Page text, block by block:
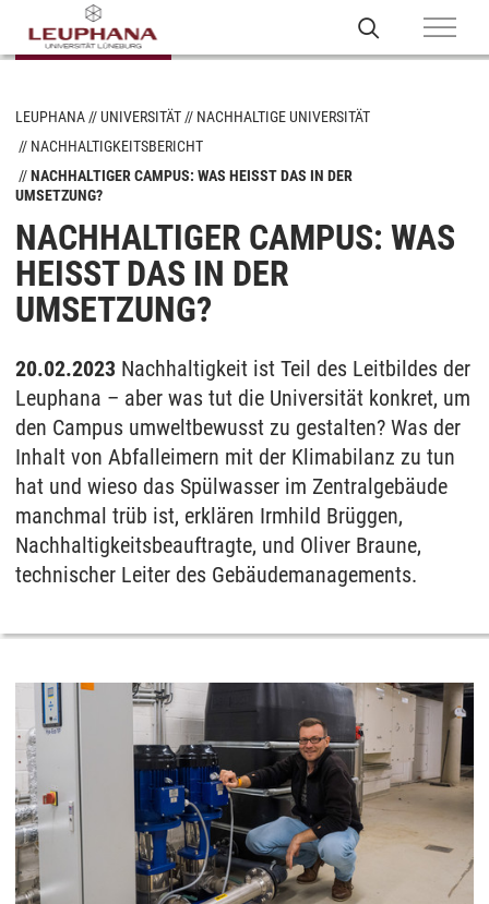
LEUPHANA UNIVERSITÄT
NACHHALTIGE UNIVERSITÄT
NACHHALTIGKEITSBERICHT
NACHHALTIGER CAMPUS: WAS HEISST DAS IN DER U
MSETZUNG?
NACHHALTIGER CAMPUS: WAS
HEISST DAS IN DER U
MSETZUNG?
20.02.2023 Nachhaltigkeit ist Teil des Leitbildes der
Leuphana – aber was tut die Universität konkret, um
den Campus umweltbewusst zu gestalten? Was der
Inhalt von Abfalleimern mit der Klimabilanz zu tun
hat und wieso das Spülwasser im Zentralgebäude
manchmal trüb ist, erklären Irmhild Brüggen,
Nachhaltigkeitsbeauftragte, und Oliver Braune,
technischer Leiter des Gebäudemanagements.